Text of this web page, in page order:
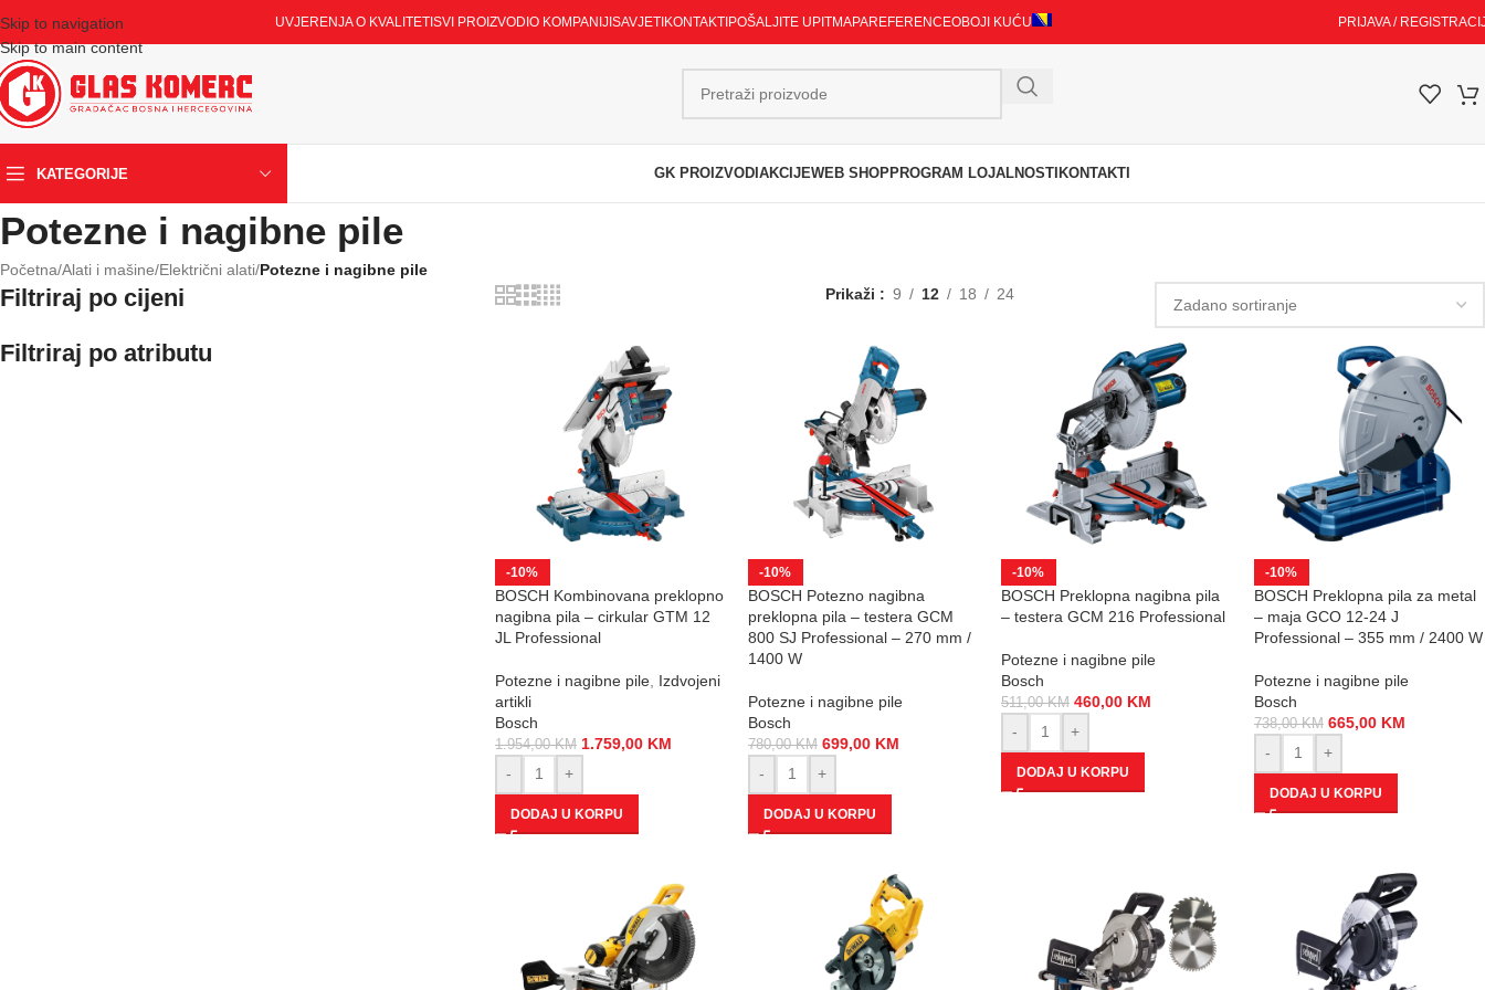
Skip to navigation
Skip to main content
UVJERENJA O KVALITETI SVI PROIZVODI O KOMPANIJI SAVJETI KONTAKTI POŠALJITE UPITMAPAREFERENCEOBOJI KUĆU PRIJAVA /
KATEGORIJE GK PROIZVODI AKCIJEWEB SHOPPROGRAM LOJALNOSTI KONTAKTI
Potezne i nagibne pile
Početna/Alati i mašine/Električni alati/Potezne i nagibne pile
Filtriraj po cijeni
Filtriraj po atributu
Prikaži 9 12 18 24
-10%
BOSCH Kombinovana preklopno
nagibna pila – cirkular GTM 12
JL Professional
Potezne i nagibne pile, Izdvojeni
artikli
Bosch
1.954,00KM 1.759,00 KM
-
+
DODAJ U KORPU
-10%
BOSCH Potezno nagibna
preklopna pila – testera GCM
800 SJ Professional – 270 mm /
1400 W
Potezne i nagibne pile
Bosch
780,00KM 699,00 KM
-
+
DODAJ U KORPU
-10%
BOSCH Preklopna nagibna pila
– testera GCM 216 Professional
Potezne i nagibne pile
Bosch
511,00KM 460,00 KM
-
+
DODAJ U KORPU
-10%
BOSCH Preklopna pila za metal
– maja GCO 12-24 J
Professional – 355 mm / 2400 W
Potezne i nagibne pile
Bosch
738,00KM 665,00 KM
-
+
DODAJ U KORPU